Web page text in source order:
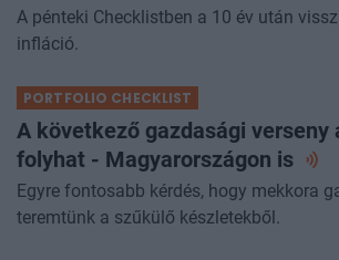
A pénteki Checklistben a 10 év után
infláció.
PORTFOLIO CHECKLIST
A következő gazdasági verseny
folyhat - Magyarországon is
Egyre fontosabb kérdés, hogy mekkora
teremtünk a szűkülő készletekből.